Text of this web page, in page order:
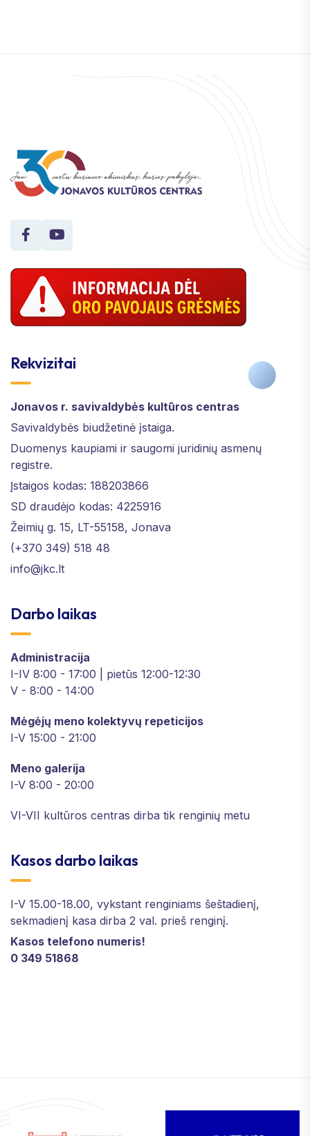
Rekvizitai
Jonavos r. savivaldybės kultūros centras
Savivaldybės biudžetinė įstaiga.
Duomenys kaupiami ir saugomi juridinių asmenų
registre.
Įstaigos kodas: 188203866
SD draudėjo kodas: 4225916
Žeimių g. 15, LT-55158, Jonava
(+370 349) 518 48
info@jkc.lt
Darbo laikas
Administracija
I-IV 8:00 - 17:00 | pietūs 12:00-12:30
V - 8:00 - 14:00
Mėgėjų meno kolektyvų repeticijos
I-V 15:00 - 21:00
Meno galerija
I-V 8:00 - 20:00
VI-VII kultūros centras dirba tik renginių metu
Kasos darbo laikas
I-V 15.00-18.00, vykstant renginiams šeštadienį,
sekmadienį kasa dirba 2 val. prieš renginį.
Kasos telefono numeris!
0 349 51868